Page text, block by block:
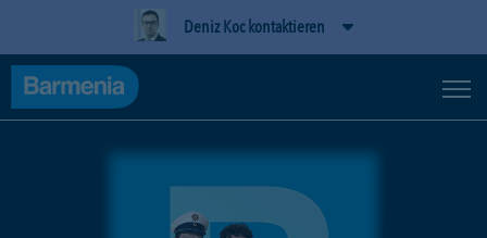
Deniz Koc kontaktieren